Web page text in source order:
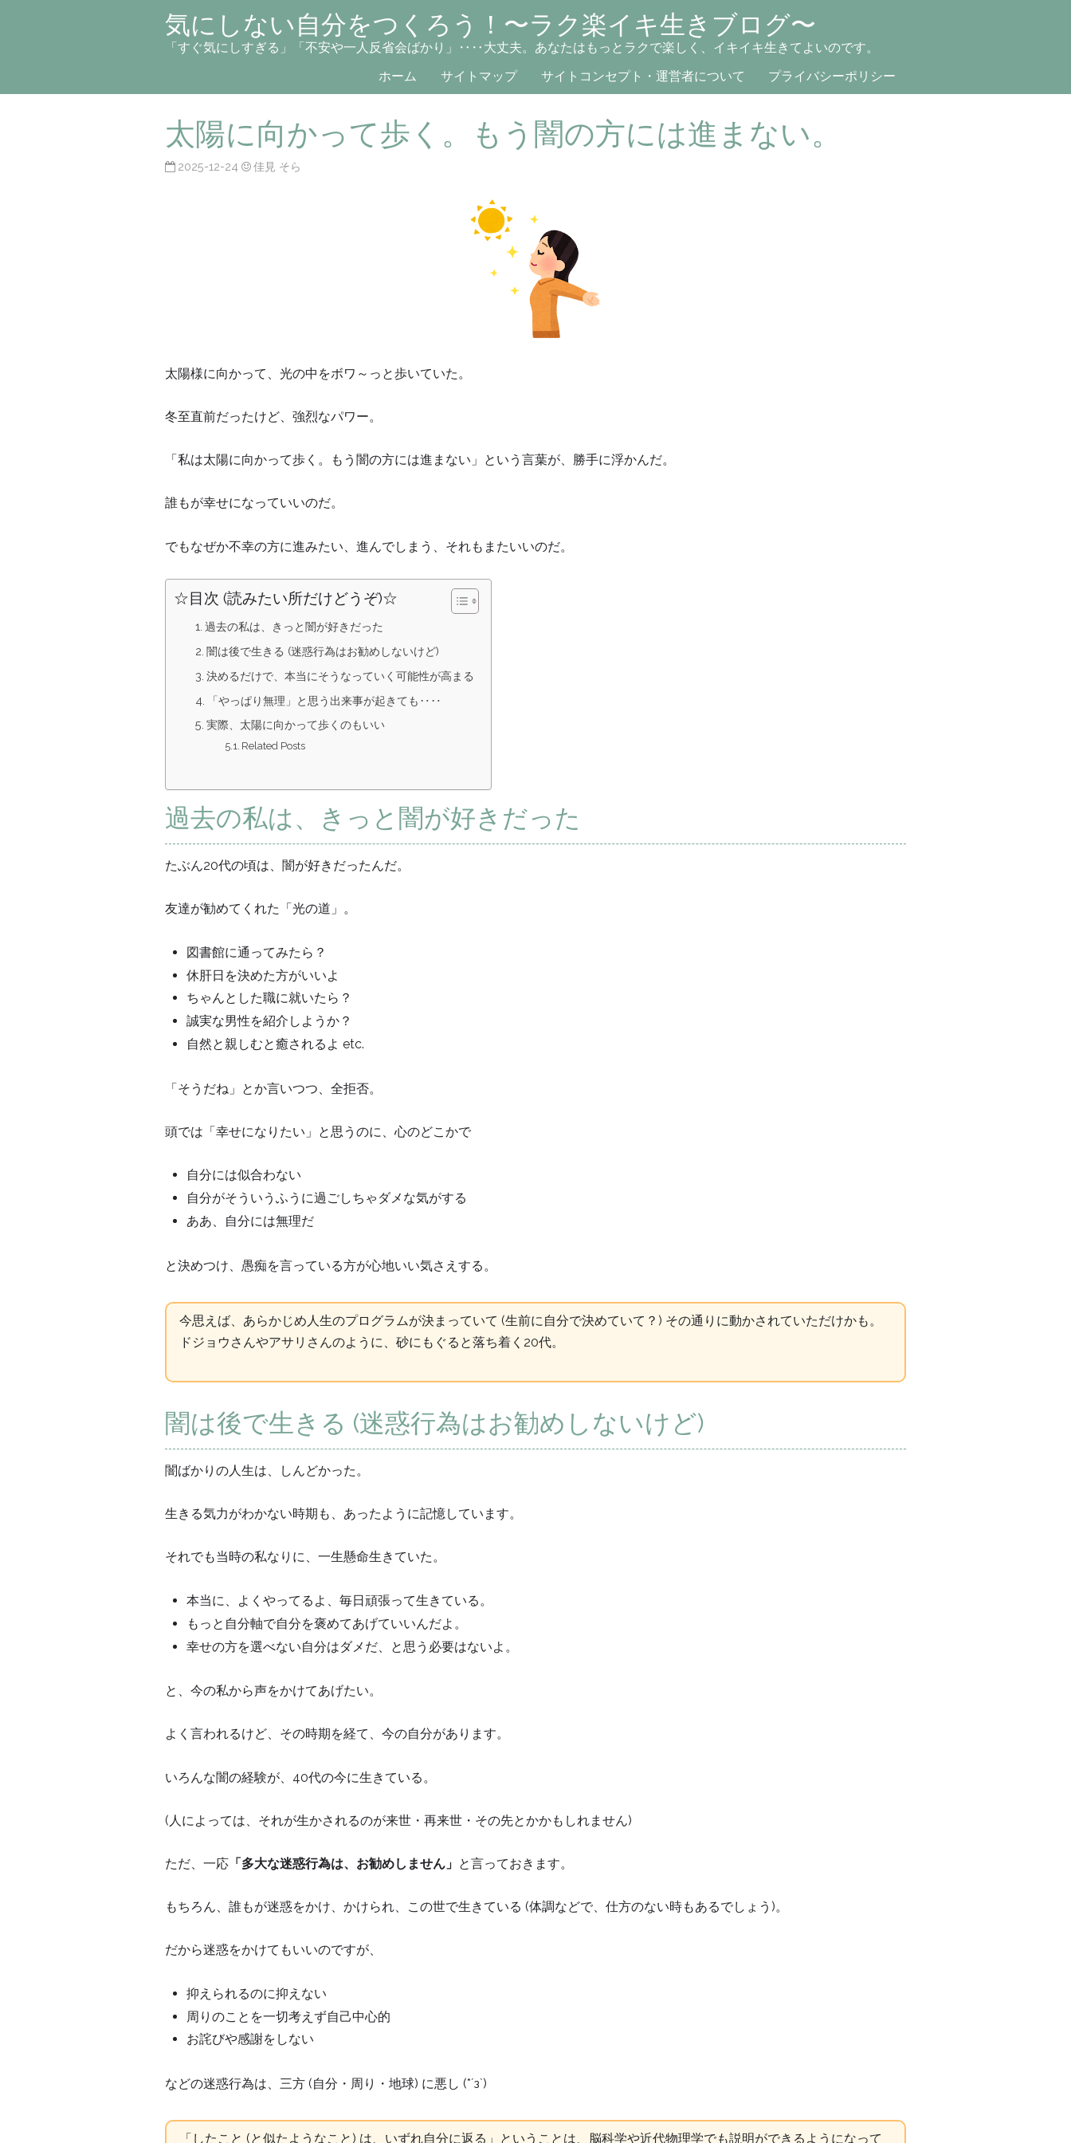
気にしない自分をつくろう！〜ラク楽イキ生きブログ〜
「すぐ気にしすぎる」「不安や一人反省会ばかり」‥‥大丈夫。あなたはもっとラクで楽しく、イキイキ生きてよいのです。
ホーム
サイトマップ サイトコンセプト・運営者について プライバシーポリシー
太陽に向かって歩く。もう闇の方には進まない。
2025-12-24 佳見 そら
太陽様に向かって、光の中をボワ～っと歩いていた。
冬至直前だったけど、強烈なパワー。
「私は太陽に向かって歩く。もう闇の方には進まない」という言葉が、勝手に浮かんだ。
誰もが幸せになっていいのだ。
でもなぜか不幸の方に進みたい、進んでしまう、それもまたいいのだ。
☆目次 (読みたい所だけどうぞ)☆
過去の私は、きっと闇が好きだった
闇は後で生きる (迷惑行為はお勧めしないけど)
決めるだけで、本当にそうなっていく可能性が高まる
「やっぱり無理」と思う出来事が起きても‥‥
実際、太陽に向かって歩くのもいい
Related Posts
過去の私は、きっと闇が好きだった
たぶん20代の頃は、闇が好きだったんだ。
友達が勧めてくれた「光の道」。
図書館に通ってみたら？
休肝日を決めた方がいいよ
ちゃんとした職に就いたら？
誠実な男性を紹介しようか？
自然と親しむと癒されるよ etc.
「そうだね」とか言いつつ、全拒否。
頭では「幸せになりたい」と思うのに、心のどこかで
自分には似合わない
自分がそういうふうに過ごしちゃダメな気がする
ああ、自分には無理だ
と決めつけ、愚痴を言っている方が心地いい気さえする。
今思えば、あらかじめ人生のプログラムが決まっていて (生前に自分で決めていて？) その通りに動かされていただけかも。
ドジョウさんやアサリさんのように、砂にもぐると落ち着く20代。
闇は後で生きる (迷惑行為はお勧めしないけど)
闇ばかりの人生は、しんどかった。
生きる気力がわかない時期も、あったように記憶しています。
それでも当時の私なりに、一生懸命生きていた。
本当に、よくやってるよ、毎日頑張って生きている。
もっと自分軸で自分を褒めてあげていいんだよ。
幸せの方を選べない自分はダメだ、と思う必要はないよ。
と、今の私から声をかけてあげたい。
よく言われるけど、その時期を経て、今の自分があります。
いろんな闇の経験が、40代の今に生きている。
(人によっては、それが生かされるのが来世・再来世・その先とかかもしれません)
ただ、一応 「多大な迷惑行為は、お勧めしません」 と言っておきます。
もちろん、誰もが迷惑をかけ、かけられ、この世で生きている (体調などで、仕方のない時もあるでしょう)。
だから迷惑をかけてもいいのですが、
抑えられるのに抑えない
周りのことを一切考えず自己中心的
お詫びや感謝をしない
などの迷惑行為は、三方 (自分・周り・地球) に悪し (*´з`)
「したこと (と似たようなこと) は、いずれ自分に返る」ということは、脳科学や近代物理学でも説明ができるようになって